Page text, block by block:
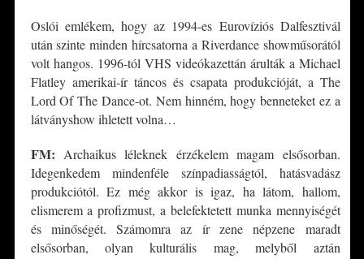
Oslói emlékem, hogy az 1994-es Eurovíziós Dalfesztivál
után szinte minden hírcsatorna a Riverdance showműsorától
volt hangos. 1996-tól VHS videókazettán árulták a Michael
Flatley amerikai-ír táncos és csapata produkcióját, a The
Lord Of The Dance-ot. Nem hinném, hogy benneteket ez a
látványshow ihletett volna…
FM: Archaikus léleknek érzékelem magam elsősorban.
Idegenkedem mindenféle színpadiasságtól, hatásvadász
produkciótól. Ez még akkor is igaz, ha látom, hallom,
elismerem a profizmust, a belefektetett munka mennyiségét
és minőségét. Számomra az ír zene népzene maradt
elsősorban, olyan kulturális mag, melyből aztán